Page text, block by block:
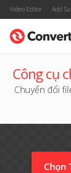
Video Editor Add
Công cụ
Chuyển đổi
Chọn